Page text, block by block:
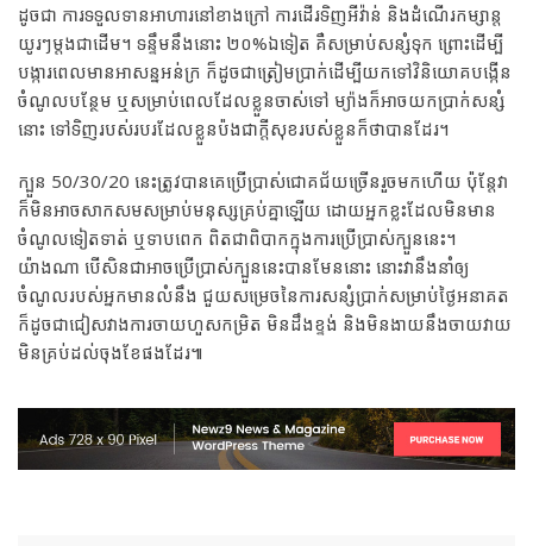
ដូចជា ការទទួលទានអាហារនៅខាងក្រៅ ការដើរទិញអីវ៉ាន់ និងដំណើរកម្សាន្ត
យូរៗម្តងជាដើម។ ទន្ទឹមនឹងនោះ ២០%ឯទៀត គឺសម្រាប់សន្សំទុក ព្រោះដើម្បី
បង្ការពេលមានអាសន្នអន់ក្រ ក៏ដូចជាត្រៀមប្រាក់ដើម្បីយកទៅវិនិយោគបង្កើន
ចំណូលបន្ថែម ឬសម្រាប់ពេលដែលខ្លួនចាស់ទៅ ម្យ៉ាងក៏អាចយកប្រាក់សន្សំ
នោះ ទៅទិញរបស់របរដែលខ្លួនប៉ងជាក្តីសុខរបស់ខ្លួនក៏ថាបានដែរ។
ក្បួន 50/30/20 នេះត្រូវបានគេប្រើប្រាស់ជោគជ័យច្រើនរួចមកហើយ ប៉ុន្តែវា
ក៏មិនអាចសាកសមសម្រាប់មនុស្សគ្រប់គ្នាឡើយ ដោយអ្នកខ្លះដែលមិនមាន
ចំណូលទៀតទាត់ ឬទាបពេក ពិតជាពិបាកក្នុងការប្រើប្រាស់ក្បួននេះ។
យ៉ាងណា បើសិនជាអាចប្រើប្រាស់ក្បួននេះបានមែននោះ នោះវានឹងនាំឲ្យ
ចំណូលរបស់អ្នកមានលំនឹង ជួយសម្រេចនៃការសន្សំប្រាក់សម្រាប់ថ្ងៃអនាគត
ក៏ដូចជាជៀសវាងការចាយហួសកម្រិត មិនដឹងខ្ទង់ និងមិនងាយនឹងចាយវាយ
មិនគ្រប់ដល់ចុងខែផងដែរ៕